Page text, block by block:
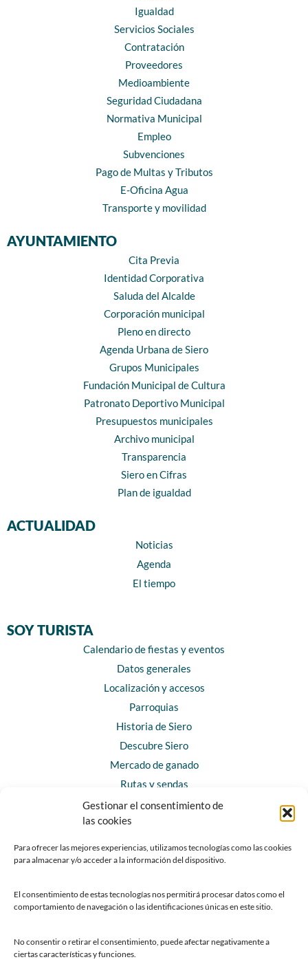
Gestionar el consentimiento de
las cookies
Para ofrecer las mejores experiencias, utilizamos tecnologías como las cookies
para almacenar y/o acceder a la información del dispositivo.
El consentimiento de estas tecnologías nos permitirá procesar datos como el
comportamiento de navegación o las identificaciones únicas en este sitio.
No consentir o retirar el consentimiento, puede afectar negativamente a
ciertas características y funciones.
Igualdad
Servicios Sociales
Contratación
Proveedores
Medioambiente
Seguridad Ciudadana
Normativa Municipal
Empleo
Subvenciones
Pago de Multas y Tributos
E-Oficina Agua
Transporte y movilidad
AYUNTAMIENTO
Cita Previa
Identidad Corporativa
Saluda del Alcalde
Corporación municipal
Pleno en directo
Agenda Urbana de Siero
Grupos Municipales
Fundación Municipal de Cultura
Patronato Deportivo Municipal
Presupuestos municipales
Archivo municipal
Transparencia
Siero en Cifras
Plan de igualdad
ACTUALIDAD
Noticias
Agenda
El tiempo
SOY TURISTA
Calendario de fiestas y eventos
Datos generales
Localización y accesos
Parroquias
Historia de Siero
Descubre Siero
Mercado de ganado
Rutas y sendas
Horarios y contacto
Teléfonos de interés
Chatbot Siero
SEDES ELECTRÓNICAS
Sede del Ayuntamiento de Siero